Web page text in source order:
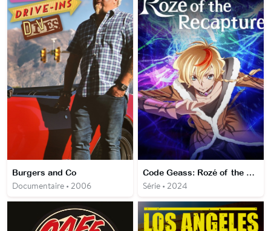
Burgers and Co
Documentaire • 2006
Code Geass: Rozé of the Recapture
Série • 2024